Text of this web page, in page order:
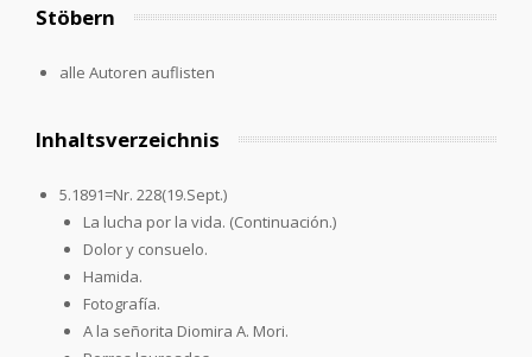
Stöbern
alle Autoren auflisten
Inhaltsverzeichnis
5.1891=Nr. 228(19.Sept.)
La lucha por la vida. (Continuación.)
Dolor y consuelo.
Hamida.
Fotografía.
A la señorita Diomira A. Mori.